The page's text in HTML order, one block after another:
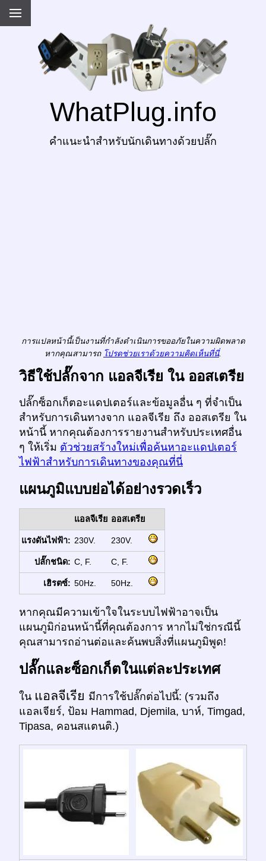
WhatPlug.info
คำแนะนำสำหรับนักเดินทางด้วยปลั๊ก
การแปลหน้านี้เป็นงานที่กำลังดำเนินการขออภัยในความผิดพลาด
หากคุณสามารถ โปรดช่วยเราด้วยความคิดเห็นที่นี่.
วิธีใช้ปลั๊กจาก แอลจีเรีย ใน ออสเตรีย
ปลั๊กซ็อกเก็ตอะแดปเตอร์และข้อมูลอื่น ๆ ที่จำเป็น
สำหรับการเดินทางจาก แอลจีเรีย ถึง ออสเตรีย ใน
หน้านี้ หากคุณต้องการรายงานสำหรับประเทศอื่น
ๆ ให้เริ่ม ตัวช่วยสร้างใหม่เพื่อค้นหาอะแดปเตอร์
ไฟฟ้าสำหรับการเดินทางของคุณที่นี่
แผนภูมิแบบย่อได้อย่างรวดเร็ว
แอลจีเรีย ออสเตรีย
แรงดันไฟฟ้า: 230V. 230V.
ปลั๊กชนิด: C, F. C, F.
เฮิรตซ์: 50Hz. 50Hz.
หากคุณมีความเข้าใจในระบบไฟฟ้าอาจเป็น
แผนภูมิก่อนหน้านี้ที่คุณต้องการ หากไม่ใช่กรณีนี้
คุณสามารถอ่านต่อและค้นพบสิ่งที่แผนภูมิพูด!
ปลั๊กและซ็อกเก็ตในแต่ละประเทศ
ใน แอลจีเรีย มีการใช้ปลั๊กต่อไปนี้: (รวมถึง
แอลเจียร์, ป้อม Hammad, Djemila, บาห์, Timgad,
Tipasa, คอนสแตนติ.)